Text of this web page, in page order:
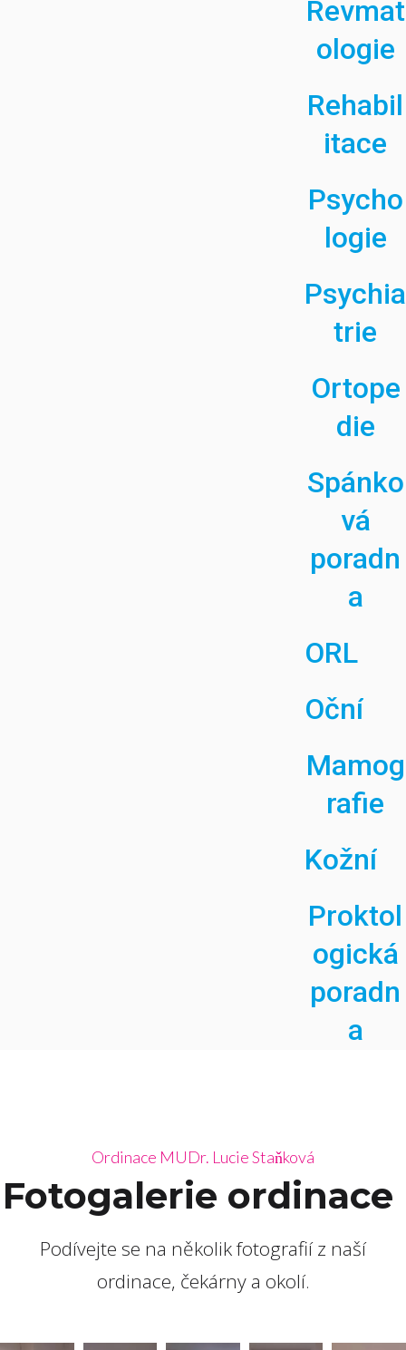
Revmat
ologie
Rehabil
itace
Psycho
logie
Psychia
trie
Ortope
die
Spánko
vá
poradn
a
ORL
Oční
Mamog
rafie
Kožní
Proktol
ogická
poradn
a
Ordinace MUDr. Lucie Staňková
Fotogalerie ordinace
Podívejte se na několik fotografií z naší
ordinace, čekárny a okolí.